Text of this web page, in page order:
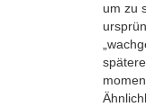
um zu